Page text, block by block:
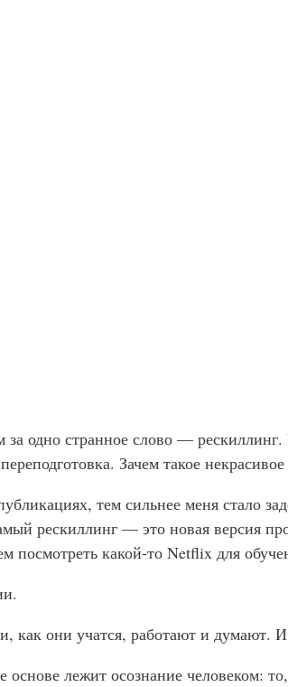
за одно странное слово —
Зачем такое
тем сильнее меня стало
рескиллинг — это новая версия
посмотреть какой-то Netflix для
как они учатся, работают и думают.
лежит осознание человеком: